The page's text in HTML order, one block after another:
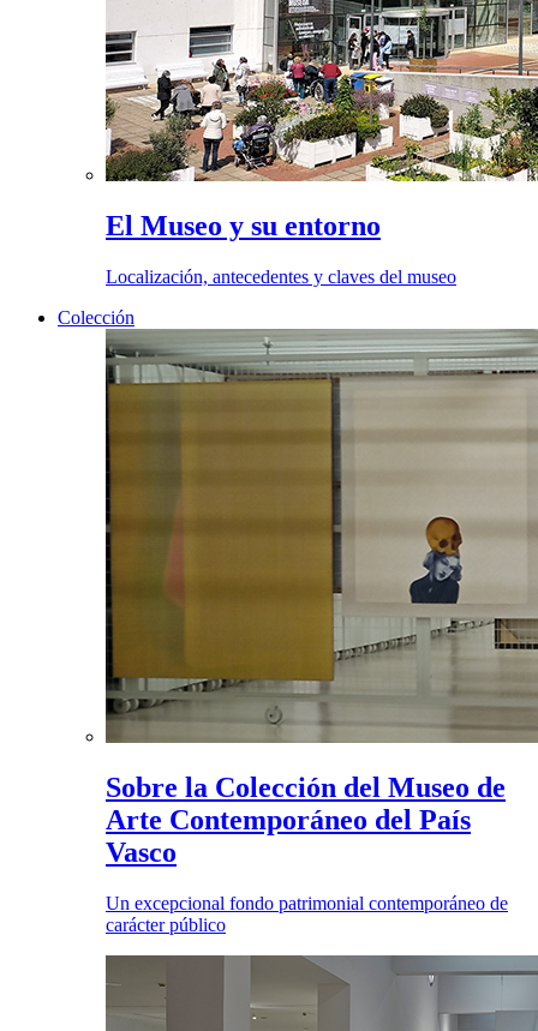
El Museo y su entorno
Localización, antecedentes y claves del museo
Colección
Sobre la Colección del Museo de
Arte Contemporáneo del País
Vasco
Un excepcional fondo patrimonial contemporáneo de
carácter público